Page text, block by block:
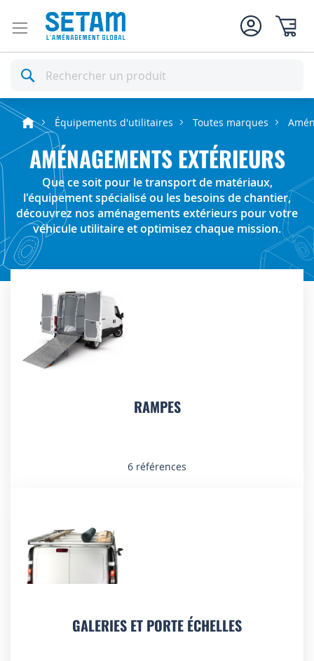
Rechercher
Équipements d'utilitaires Toutes marques
AMÉNAGEMENTS EXTÉRIEURS
Que ce soit pour le transport de matériaux,
l'équipement spécialisé ou les besoins de chantier,
découvrez nos aménagements extérieurs pour votre
véhicule utilitaire et optimisez chaque mission.
RAMPES
6 références
GALERIES ET PORTE ÉCHELLES